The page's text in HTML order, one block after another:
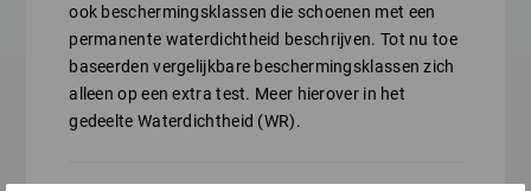
ook beschermingsklassen die schoenen met een
permanente waterdichtheid beschrijven. Tot nu toe
baseerden vergelijkbare beschermingsklassen zich
alleen op een extra test. Meer hierover in het
gedeelte Waterdichtheid (WR).